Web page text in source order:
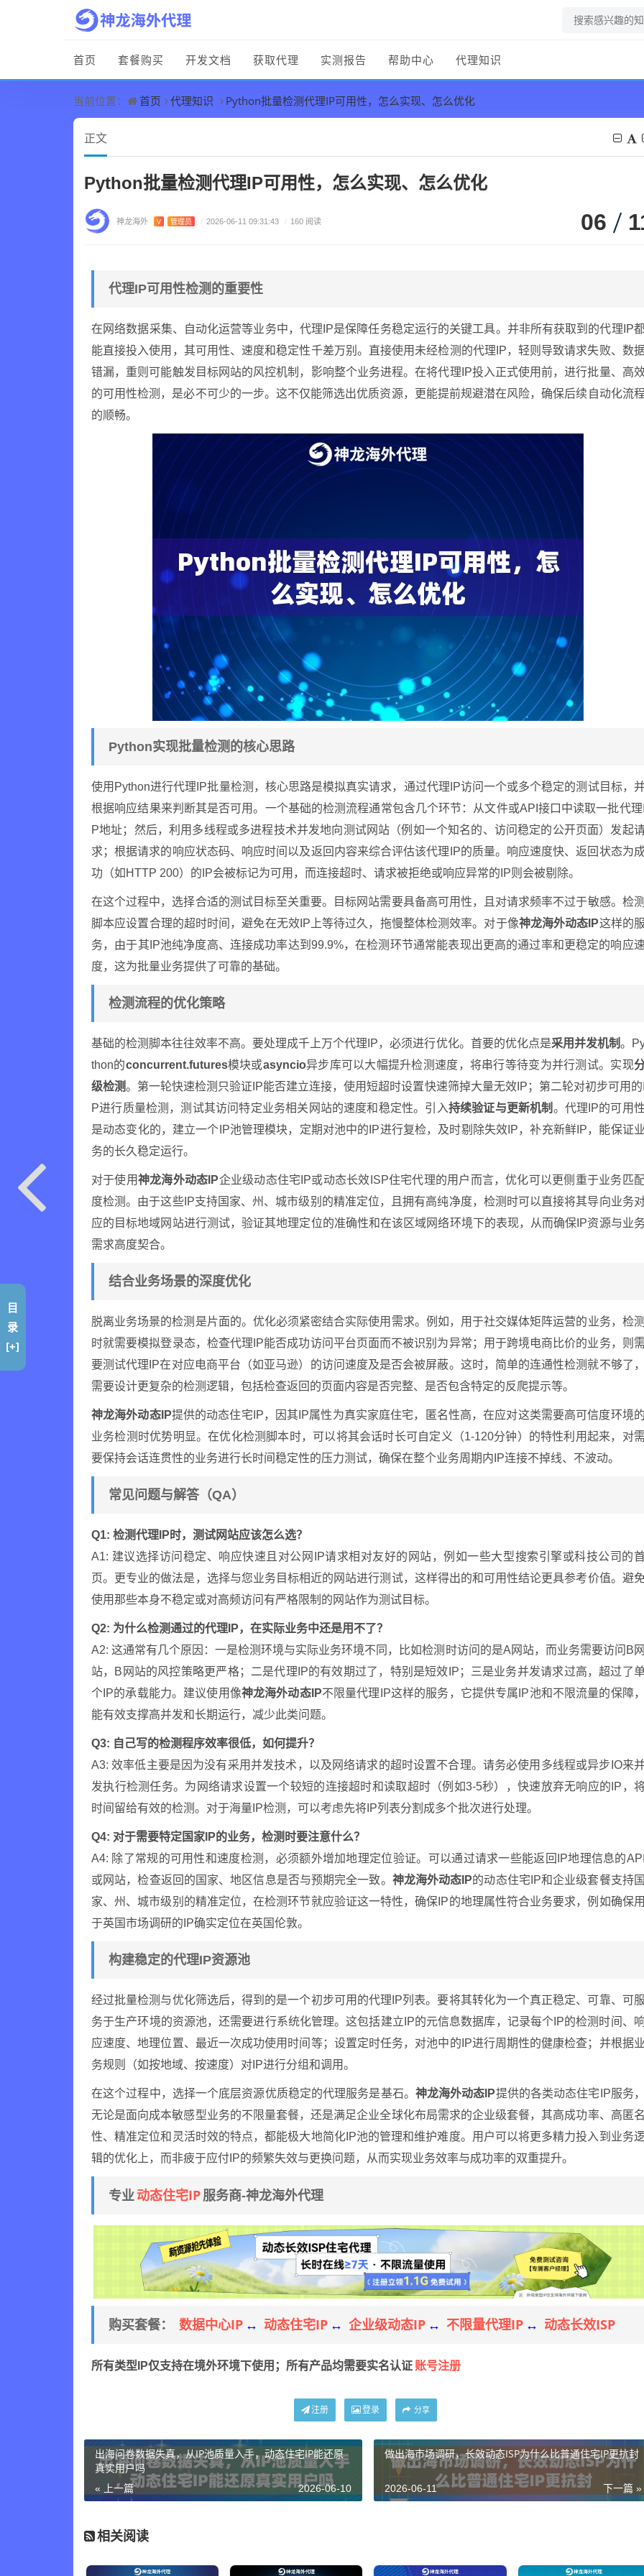
首页 套餐购买 开发文档 获取代理 实测报告 帮助中心 代理知识
当前位置： 首页 代理知识 Python批量检测代理IP可用性，怎么实现、怎么优化
正文
Python批量检测代理IP可用性，怎么实现、怎么优化
神龙海外 V 管理员 / 2026-06-11 09:31:43 / 160 阅读 06
代理IP可用性检测的重要性
在网络数据采集、自动化运营等业务中，代理IP是保障任务稳定运行的关键工具。并非所有获取到的代理IP
能直接投入使用，其可用性、速度和稳定性千差万别。直接使用未经检测的代理IP，轻则导致请求失败、数
错漏，重则可能触发目标网站的风控机制，影响整个业务进程。在将代理IP投入正式使用前，进行批量、高
的可用性检测，是必不可少的一步。这不仅能筛选出优质资源，更能提前规避潜在风险，确保后续自动化流程
的顺畅。
Python实现批量检测的核心思路
使用Python进行代理IP批量检测，核心思路是模拟真实请求，通过代理IP访问一个或多个稳定的测试目标，
根据响应结果来判断其是否可用。一个基础的检测流程通常包含几个环节：从文件或API接口中读取一批代理I
P地址；然后，利用多线程或多进程技术并发地向测试网站（例如一个知名的、访问稳定的公开页面）发起
求；根据请求的响应状态码、响应时间以及返回内容来综合评估该代理IP的质量。响应速度快、返回状态为
功（如HTTP 200）的IP会被标记为可用，而连接超时、请求被拒绝或响应异常的IP则会被剔除。
在这个过程中，选择合适的测试目标至关重要。目标网站需要具备高可用性，且对请求频率不过于敏感。检测
脚本应设置合理的超时时间，避免在无效IP上等待过久，拖慢整体检测效率。对于像神龙海外动态IP这样的服
务，由于其IP池纯净度高、连接成功率达到99.9%，在检测环节通常能表现出更高的通过率和更稳定的响应速
度，这为批量业务提供了可靠的基础。
检测流程的优化策略
基础的检测脚本往往效率不高。要处理成千上万个代理IP，必须进行优化。首要的优化点是采用并发机制。
thon的concurrent.futures模块或asyncio异步库可以大幅提升检测速度，将串行等待变为并行测试。实现
级检测。第一轮快速检测只验证IP能否建立连接，使用短超时设置快速筛掉大量无效IP；第二轮对初步可用的I
P进行质量检测，测试其访问特定业务相关网站的速度和稳定性。引入持续验证与更新机制 。代理IP的可用性
是动态变化的，建立一个IP池管理模块，定期对池中的IP进行复检，及时剔除失效IP，补充新鲜IP，能保证业
务的长久稳定运行。
对于使用神龙海外动态IP企业级动态住宅IP或动态长效ISP住宅代理的用户而言，优化可以更侧重于业务匹
度检测。由于这些IP支持国家、州、城市级别的精准定位，且拥有高纯净度，检测时可以直接将其导向业务
应的目标地域网站进行测试，验证其地理定位的准确性和在该区域网络环境下的表现，从而确保IP资源与业务
需求高度契合。
结合业务场景的深度优化
脱离业务场景的检测是片面的。优化必须紧密结合实际使用需求。例如，用于社交媒体矩阵运营的业务，检测
时就需要模拟登录态，检查代理IP能否成功访问平台页面而不被识别为异常；用于跨境电商比价的业务，则需
要测试代理IP在对应电商平台（如亚马逊）的访问速度及是否会被屏蔽。这时，简单的连通性检测就不够了，
需要设计更复杂的检测逻辑，包括检查返回的页面内容是否完整、是否包含特定的反爬提示等。
神龙海外动态IP提供的动态住宅IP，因其IP属性为真实家庭住宅，匿名性高，在应对这类需要高可信度环境的
业务检测时优势明显。在优化检测脚本时，可以将其会话时长可自定义（1-120分钟）的特性利用起来，对需
要保持会话连贯性的业务进行长时间稳定性的压力测试，确保在整个业务周期内IP连接不掉线、不波动。
常见问题与解答（QA）
Q1: 检测代理IP时，测试网站应该怎么选？
A1: 建议选择访问稳定、响应快速且对公网IP请求相对友好的网站，例如一些大型搜索引擎或科技公司的
页。更专业的做法是，选择与您业务目标相近的网站进行测试，这样得出的和可用性结论更具参考价值。避
使用那些本身不稳定或对高频访问有严格限制的网站作为测试目标。
Q2: 为什么检测通过的代理IP，在实际业务中还是用不了？
A2: 这通常有几个原因：一是检测环境与实际业务环境不同，比如检测时访问的是A网站，而业务需要访问B网
站，B网站的风控策略更严格；二是代理IP的有效期过了，特别是短效IP；三是业务并发请求过高，超过了
个IP的承载能力。建议使用像神龙海外动态IP不限量代理IP这样的服务，它提供专属IP池和不限流量的保障，
能有效支撑高并发和长期运行，减少此类问题。
Q3: 自己写的检测程序效率很低，如何提升？
A3: 效率低主要是因为没有采用并发技术，以及网络请求的超时设置不合理。请务必使用多线程或异步IO来
发执行检测任务。为网络请求设置一个较短的连接超时和读取超时（例如3-5秒），快速放弃无响应的IP，
时间留给有效的检测。对于海量IP检测，可以考虑先将IP列表分割成多个批次进行处理。
Q4: 对于需要特定国家IP的业务，检测时要注意什么？
A4: 除了常规的可用性和速度检测，必须额外增加地理定位验证。可以通过请求一些能返回IP地理信息的API
或网站，检查返回的国家、地区信息是否与预期完全一致。 神龙海外动态IP的动态住宅IP和企业级套餐支持国
家、州、城市级别的精准定位，在检测环节就应验证这一特性，确保IP的地理属性符合业务要求，例如确保用
于英国市场调研的IP确实定位在英国伦敦。
构建稳定的代理IP资源池
经过批量检测与优化筛选后，得到的是一个初步可用的代理IP列表。要将其转化为一个真正稳定、可靠、可服
务于生产环境的资源池，还需要进行系统化管理。这包括建立IP的元信息数据库，记录每个IP的检测时间、响
应速度、地理位置、最近一次成功使用时间等；设置定时任务，对池中的IP进行周期性的健康检查；并根据业
务规则（如按地域、按速度）对IP进行分组和调用。
在这个过程中，选择一个底层资源优质稳定的代理服务是基石。 神龙海外动态IP提供的各类动态住宅IP服务，
无论是面向成本敏感型业务的不限量套餐，还是满足企业全球化布局需求的企业级套餐，其高成功率、高匿名
性、精准定位和灵活时效的特点，都能极大地简化IP池的管理和维护难度。用户可以将更多精力投入到业务逻
辑的优化上，而非疲于应付IP的频繁失效与更换问题，从而实现业务效率与成功率的双重提升。
专业 动态住宅IP 服务商-神龙海外代理
购买套餐： 数据中心IP ↔ 动态住宅IP ↔ 企业级动态IP ↔ 不限量代理IP ↔ 动态长效ISP
所有类型IP仅支持在境外环境下使用；所有产品均需要实名认证 账号注册
注册 登录 分享
出海问卷数据失真，从IP池质量入手，动态住宅IP能还原
真实用户吗
« 上一篇 2026-06-10
做出海市场调研，长效动态ISP为什么比普通住宅IP更抗封
下一篇 »
2026-06-11
相关阅读
目
录
[+]